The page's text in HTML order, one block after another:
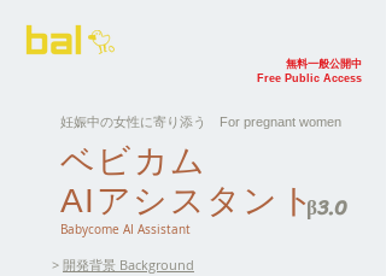
無料一般公開中
Free Public Access
妊娠中の女性に寄り添う For pregnant women
ベビカム
AIアシスタント
Babycome AI Assistant
β3.0
> 開発背景 Background